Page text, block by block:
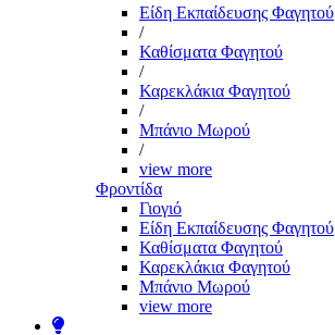
Είδη Εκπαίδευσης Φαγητού
/
Καθίσματα Φαγητού
/
Καρεκλάκια Φαγητού
/
Μπάνιο Μωρού
/
view more
Φροντίδα
Γιογιό
Είδη Εκπαίδευσης Φαγητού
Καθίσματα Φαγητού
Καρεκλάκια Φαγητού
Μπάνιο Μωρού
view more